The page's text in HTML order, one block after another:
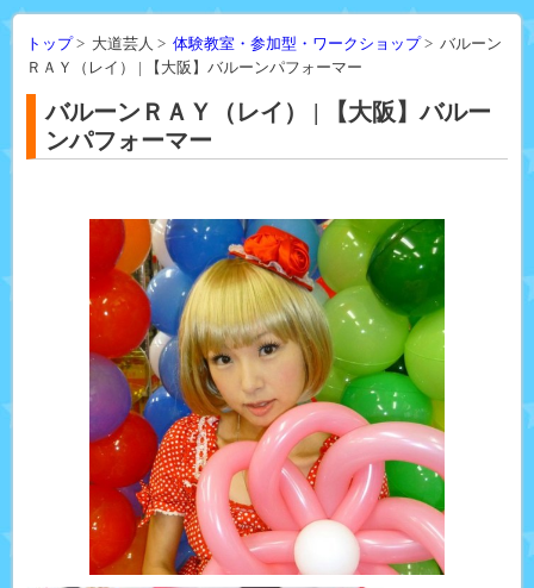
トップ> 大道芸人 > 体験教室・参加型・ワークショップ> バルーン
ＲＡＹ（レイ） | 【大阪】バルーンパフォーマー
バルーンＲＡＹ（レイ） | 【大阪】バルー
ンパフォーマー